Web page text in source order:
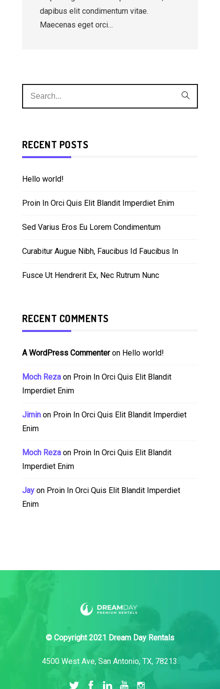
dapibus elit condimentum vitae.
Maecenas eget orci…
RECENT POSTS
Hello world!
Proin In Orci Quis Elit Blandit Imperdiet Enim
Sed Varius Eros Eu Lorem Condimentum
Curabitur Augue Nibh, Faucibus Id Faucibus In
Fusce Ut Hendrerit Ex, Nec Rutrum Nunc
RECENT COMMENTS
A WordPress Commenteron Hello world!
Moch Reza on Proin In Orci Quis Elit Blandit
Imperdiet Enim
Jimin on Proin In Orci Quis Elit Blandit Imperdiet
Enim
Moch Reza on Proin In Orci Quis Elit Blandit
Imperdiet Enim
Jay on Proin In Orci Quis Elit Blandit Imperdiet
Enim
© Copyright 2021 Dream Day Rentals
4500 West Ave, San Antonio, TX, 78213.